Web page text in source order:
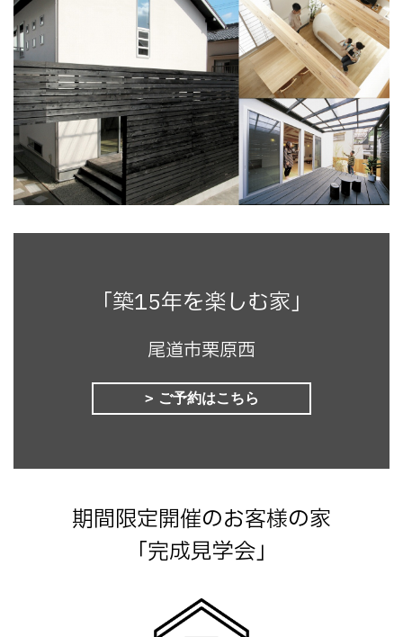
「築15年を楽しむ家」
尾道市栗原西
ご予約はこちら
期間限定開催のお客様の家
「完成見学会」